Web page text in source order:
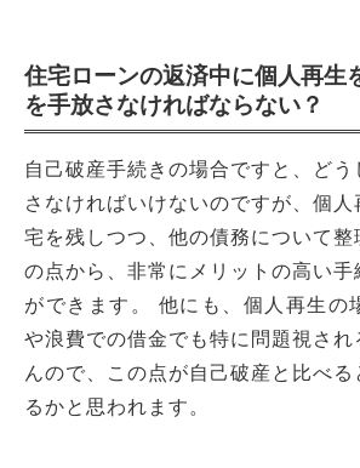
住宅ローンの返済中に個人再生
を手放さなければならない？
自己破産手続きの場合ですと、ど
さなければいけないのですが、個
宅を残しつつ、他の債務について整
の点から、非常にメリットの高い手
ができます。 他にも、個人再生の
や浪費での借金でも特に問題視さ
んので、この点が自己破産と比べる
るかと思われます。